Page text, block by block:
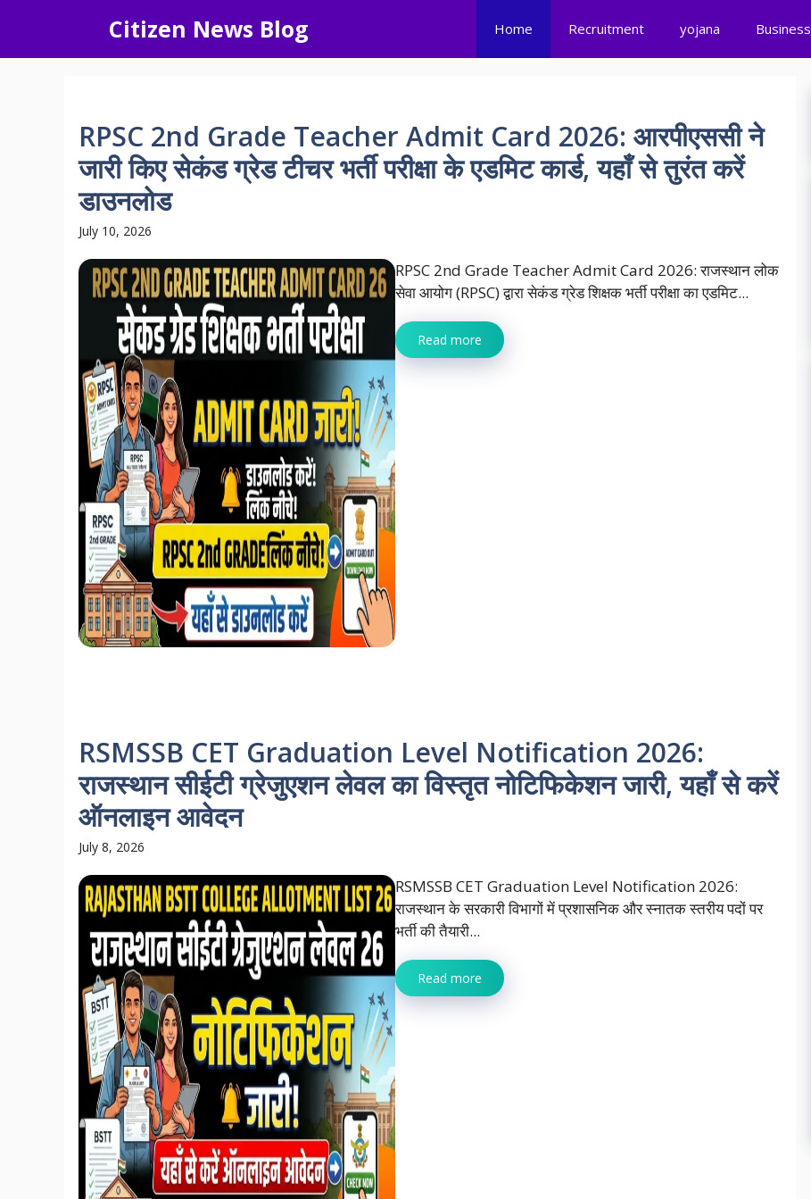
content
Citizen News Blog Home Recruitment yojana Business
RPSC 2nd Grade Teacher Admit Card 2026: आरपीएससी ने
जारी किए सेकंड ग्रेड टीचर भर्ती परीक्षा के एडमिट कार्ड, यहाँ से तुरंत करें
डाउनलोड
July 10, 2026
RPSC 2nd Grade Teacher Admit Card 2026: राजस्थान लोक
सेवा आयोग (RPSC) द्वारा सेकंड ग्रेड शिक्षक भर्ती परीक्षा का एडमिट...
Read more
RSMSSB CET Graduation Level Notification 2026:
राजस्थान सीईटी ग्रेजुएशन लेवल का विस्तृत नोटिफिकेशन जारी, यहाँ से करें
ऑनलाइन आवेदन
July 8, 2026
RSMSSB CET Graduation Level Notification 2026:
राजस्थान के सरकारी विभागों में प्रशासनिक और स्नातक स्तरीय पदों पर
भर्ती की तैयारी...
Read more